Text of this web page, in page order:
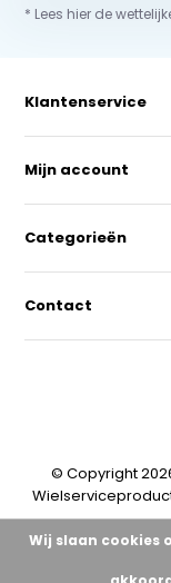
* Lees hier de
Klantenservice
Mijn account
Categorieën
Contact
© Copyright
Wij slaan cookies